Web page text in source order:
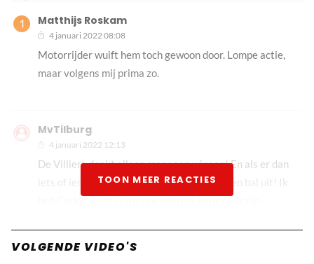
Matthijs Roskam
4 januari 2022 08:08
Motorrijder wuift hem toch gewoon door. Lompe actie,
maar volgens mij prima zo.
MvTilburg
4 januari 2022 12:13
De Villiers denkt alleen maar aan winnen! En als er dan
iets of iemand in de weg staat maakt ze geen bal uit! Ik
heb Carlos Saints jaren geleden na een crash zijn
rijden! Ga daar maar eens over nadenken...
TOON MEER REACTIES
VOLGENDE VIDEO'S